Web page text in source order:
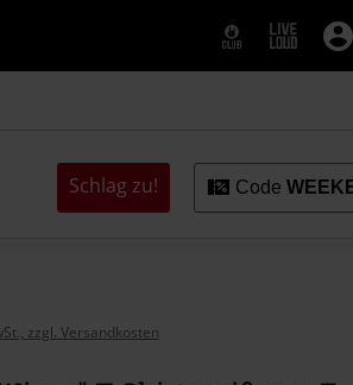
Schlag zu! Code
zzgl. Versandkosten